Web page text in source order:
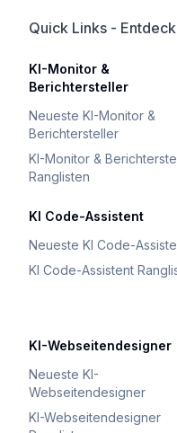
Quick Links -
KI-Monitor &
Berichtersteller
Neueste KI-Monitor &
Berichtersteller
KI-Monitor &
Ranglisten
KI Code-Assistent
Neueste KI Code-
KI Code-Assistent
KI-Webseitendesigner
Neueste KI-
Webseitendesigner
KI-Webseitendesigner